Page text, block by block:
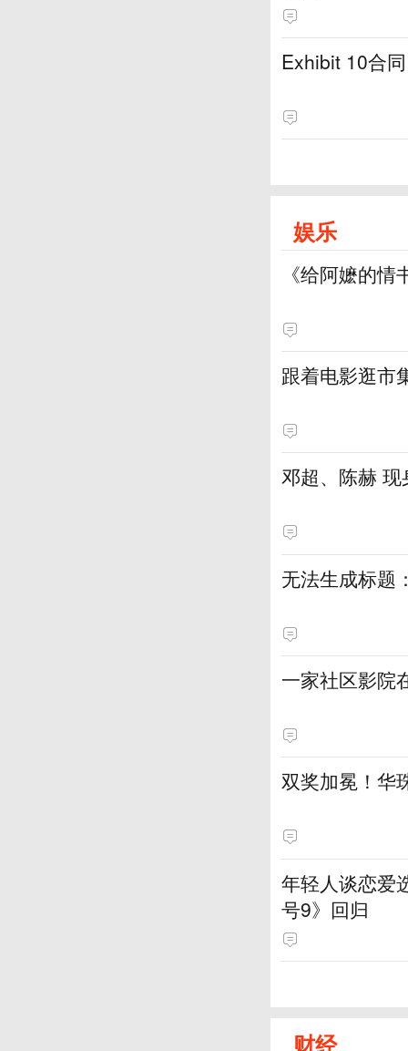
Exhibit 10合
娱乐
《给阿嬷的
跟着电影逛市
邓超、陈赫 现
无法生成标题
一家社区影院
双奖加冕！华
年轻人谈恋爱
号9》回归
财经